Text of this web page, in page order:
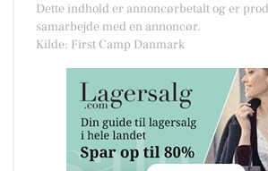
Dette indhold er annoncørbetalt og er
samarbejde med en annoncør.
Kilde: First Camp Danmark